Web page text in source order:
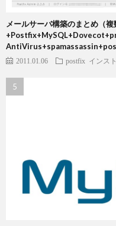
メールサーバ構築のまとめ（
2011.01.06 postfix インス